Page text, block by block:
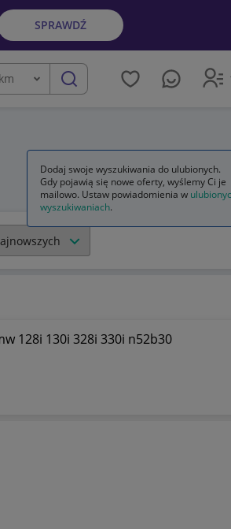
SPRAWDŹ
km szukaj
128i 130i 328i 330i n52b30
Dodaj swoje wyszukiwania do ulubionych.
Gdy pojawią się nowe oferty, wyślemy Ci je
mailowo. Ustaw powiadomienia w
wyszukiwaniach.